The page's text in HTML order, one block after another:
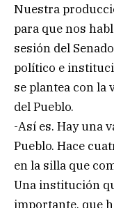
Nuestra
para que nos
sesión del
político e
se plantea con la
del Pueblo.
-Así es. Hay una
Pueblo. Hace
en la silla que
Una institución
importante, que